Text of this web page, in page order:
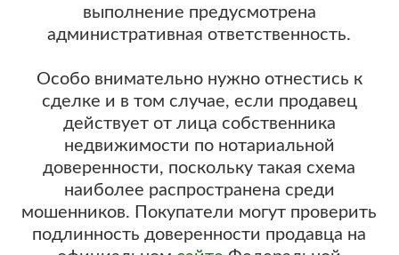
выполнение предусмотрена
административная ответственность.
Особо внимательно нужно отнестись к
сделке и в том случае, если продавец
действует от лица собственника
недвижимости по нотариальной
доверенности, поскольку такая схема
наиболее распространена среди
мошенников. Покупатели могут проверить
подлинность доверенности продавца на